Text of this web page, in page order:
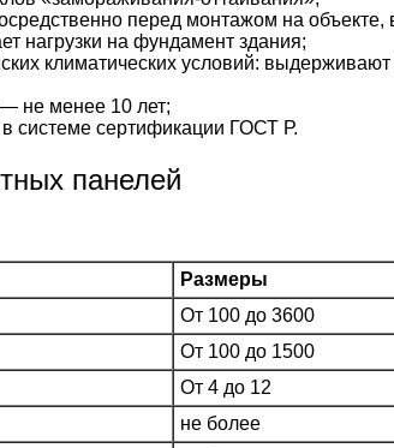
перед монтажом на объекте,
нагрузки на фундамент здания;
климатических условий:
не менее 10 лет;
системе сертификации ГОСТ Р.
панелей
Размеры
От 100 до 3600
От 100 до 1500
От 4 до 12
не более